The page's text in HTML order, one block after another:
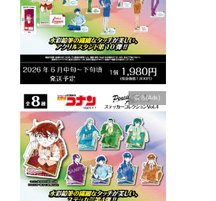
広告(Ads)